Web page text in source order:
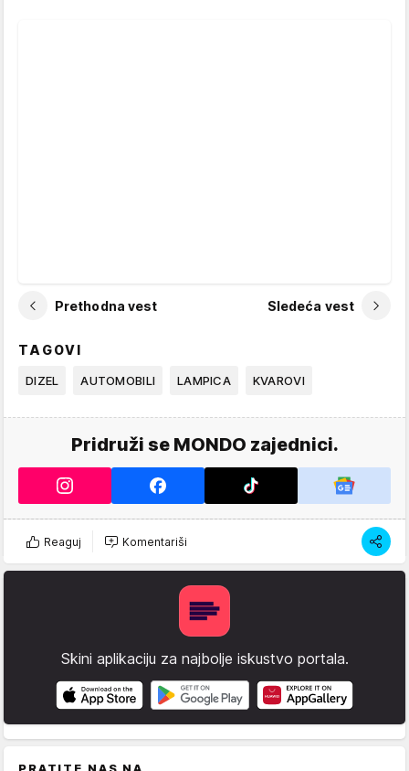
Prethodna vest Sledeća vest
TAGOVI
DIZEL AUTOMOBILI LAMPICA KVAROVI
Pridruži se MONDO zajednici.
Reaguj Komentariši
Skini aplikaciju za najbolje iskustvo portala.